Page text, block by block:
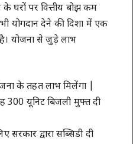
घरों पर वित्तीय बोझ कम
योगदान देने की दिशा में एक
योजना से जुड़े लाभ
के तहत लाभ मिलेंगा |
300 यूनिट बिजली मुफ्त दी
द्वारा सब्सिडी दी